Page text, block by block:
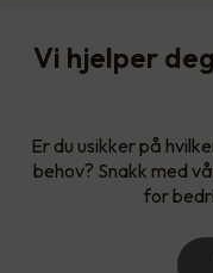
Vi hjelper
Er du usikker på
behov? Snakk med
for